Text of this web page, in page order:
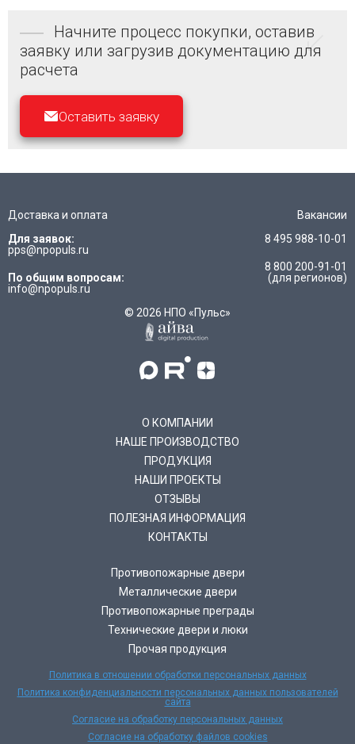
Начните процесс покупки, оставив
заявку или загрузив документацию для
расчета
Оставить заявку
Доставка и оплата
Вакансии
Для заявок:
pps@npopuls.ru
По общим вопросам:
info@npopuls.ru
8 495 988-10-01
8 800 200-91-01
(для регионов)
© 2026 НПО «Пульс»
О КОМПАНИИ
НАШЕ ПРОИЗВОДСТВО
ПРОДУКЦИЯ
НАШИ ПРОЕКТЫ
ОТЗЫВЫ
ПОЛЕЗНАЯ ИНФОРМАЦИЯ
КОНТАКТЫ
Противопожарные двери
Металлические двери
Противопожарные преграды
Технические двери и люки
Прочая продукция
Политика в отношении обработки персональных данных
Политика конфиденциальности персональных данных пользователей
сайта
Согласие на обработку персональных данных
Согласие на обработку файлов cookies